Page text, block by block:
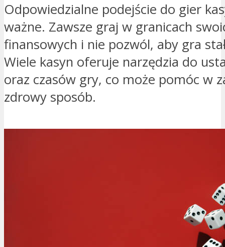
Odpowiedzialne podejście do gier
ważne. Zawsze graj w granicach
finansowych i nie pozwól, aby gra
Wiele kasyn oferuje narzędzia do
oraz czasów gry, co może pomóc w
zdrowy sposób.